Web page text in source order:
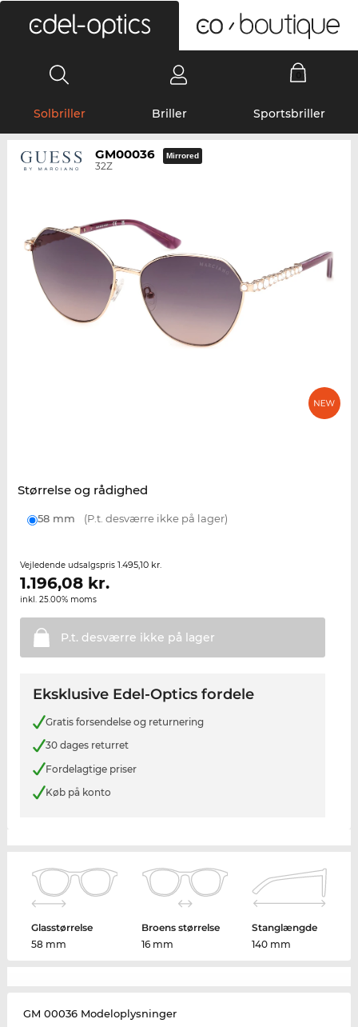
Solbriller Briller Sportsbriller
GM00036
32Z
Mirrored
Størrelse og rådighed
58 mm (P.t. desværre ikke på lager)
Vejledende udsalgspris 1.495,10 kr.
1.196,08kr.
inkl. 25.00% moms
P.t. desværre ikke på lager
Eksklusive Edel-Optics fordele
Gratis forsendelse og returnering
30 dages returret
Fordelagtige priser
Køb på konto
Glasstørrelse
58 mm
Broens størrelse
16 mm
Stanglængde
140 mm
GM 00036 Modeloplysninger